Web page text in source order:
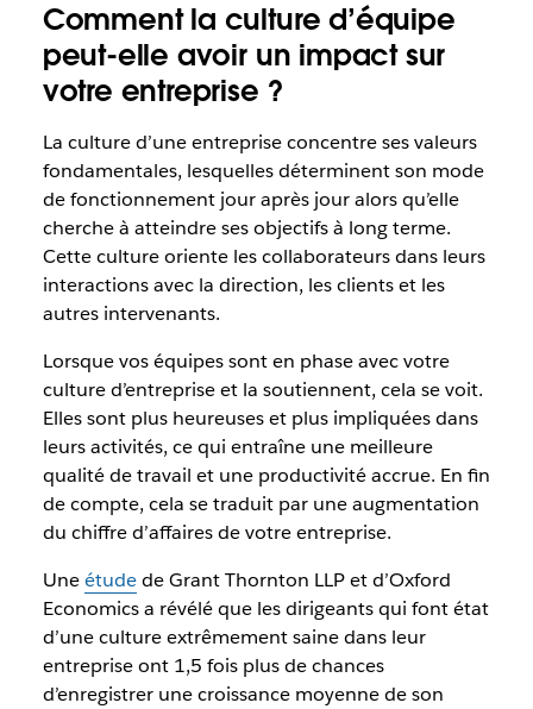
Comment la culture d’équipe
peut-elle avoir un impact sur
votre entreprise ?
La culture d’une entreprise concentre ses valeurs
fondamentales, lesquelles déterminent son mode
de fonctionnement jour après jour alors qu’elle
cherche à atteindre ses objectifs à long terme.
Cette culture oriente les collaborateurs dans leurs
interactions avec la direction, les clients et les
autres intervenants.
Lorsque vos équipes sont en phase avec votre
culture d’entreprise et la soutiennent, cela se voit.
Elles sont plus heureuses et plus impliquées dans
leurs activités, ce qui entraîne une meilleure
qualité de travail et une productivité accrue. En fin
de compte, cela se traduit par une augmentation
du chiffre d’affaires de votre entreprise.
Uneétudede Grant Thornton LLP et d’Oxford
Economics a révélé que les dirigeants qui font état
d’une culture extrêmement saine dans leur
entreprise ont 1,5 fois plus de chances
d’enregistrer une croissance moyenne de son